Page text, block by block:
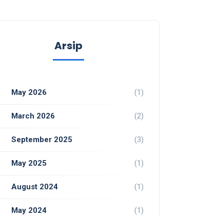
Arsip
May 2026 (1)
March 2026 (2)
September 2025 (3)
May 2025 (1)
August 2024 (1)
May 2024 (1)